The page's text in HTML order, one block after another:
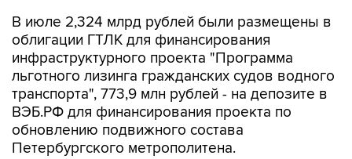
В июле 2,324 млрд рублей были размещены в
облигации ГТЛК для финансирования
инфраструктурного проекта "Программа
льготного лизинга гражданских судов водного
транспорта", 773,9 млн рублей - на депозите в
ВЭБ.РФ для финансирования проекта по
обновлению подвижного состава
Петербургского метрополитена.